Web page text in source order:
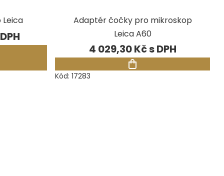
Adaptér čočky pro mikroskop
Leica A60
4 029,30 Kč
Kód: 17283